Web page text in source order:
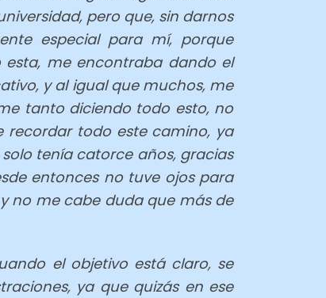
pero que, sin darnos
especial para mí, porque
me encontraba dando el
y al igual que muchos, me
tanto diciendo todo esto, no
todo este camino, ya
tenía catorce años, gracias
entonces no tuve ojos para
no me cabe duda que más de
el objetivo está claro, se
ya que quizás en ese